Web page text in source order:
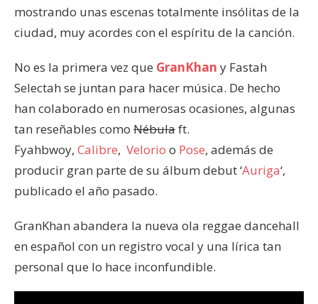
mostrando unas escenas totalmente insólitas de la
ciudad, muy acordes con el espíritu de la canción.
No es la primera vez que GranKhan y Fastah
Selectah se juntan para hacer música. De hecho
han colaborado en numerosas ocasiones, algunas
tan reseñables como Nébulaft.
Fyahbwoy, Calibre, Velorio o Pose, además de
producir gran parte de su álbum debut ‘Auriga‘,
publicado el año pasado.
GranKhan abandera la nueva ola reggae dancehall
en español con un registro vocal y una lírica tan
personal que lo hace inconfundible.